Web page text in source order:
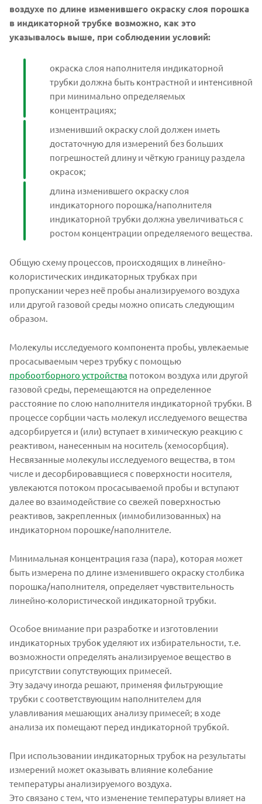
воздухе по длине изменившего окраску слоя порошка
в индикаторной трубке возможно, как это
указывалось выше, при соблюдении условий:
окраска слоя наполнителя индикаторной
трубки должна быть контрастной и интенсивной
при минимально определяемых
концентрациях;
изменивший окраску слой должен иметь
достаточную для измерений без больших
погрешностей длину и чёткую границу раздела
окрасок;
длина изменившего окраску слоя
индикаторного порошка/наполнителя
индикаторной трубки должна увеличиваться с
ростом концентрации определяемого вещества.
Общую схему процессов, происходящих в линейно-
колористических индикаторных трубках при
пропускании через неё пробы анализируемого воздуха
или другой газовой среды можно описать следующим
образом.
Молекулы исследуемого компонента пробы, увлекаемые
просасываемым через трубку с помощью
пробоотборного устройства потоком воздуха или другой
газовой среды, перемещаются на определенное
расстояние по слою наполнителя индикаторной трубки. В
процессе сорбции часть молекул исследуемого вещества
адсорбируется и (или) вступает в химическую реакцию с
реактивом, нанесенным на носитель (хемосорбция).
Несвязанные молекулы исследуемого вещества, в том
числе и десорбировавщиеся с поверхности носителя,
увлекаются потоком просасываемой пробы и вступают
далее во взаимодействие со свежей поверхностью
реактивов, закрепленных (иммобилизованных) на
индикаторном порошке/наполнителе.
Минимальная концентрация газа (пара), которая может
быть измерена по длине изменившего окраску столбика
порошка/наполнителя, определяет чувствительность
линейно-колористической индикаторной трубки.
Особое внимание при разработке и изготовлении
индикаторных трубок уделяют их избирательности, т.е.
возможности определять анализируемое вещество в
присутствии сопутствующих примесей.
Эту задачу иногда решают, применяя фильтрующие
трубки с соответствующим наполнителем для
улавливания мешающих анализу примесей; в ходе
анализа их помещают перед индикаторной трубкой.
При использовании индикаторных трубок на результаты
измерений может оказывать влияние колебание
температуры анализируемого воздуха.
Это связано с тем, что изменение температуры влияет на